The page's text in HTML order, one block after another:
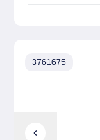
chevron_left
3761675